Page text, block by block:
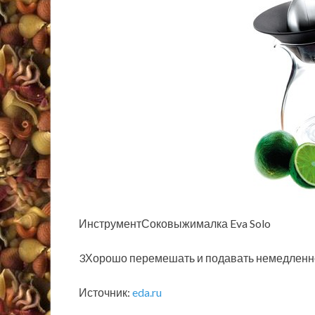
ИнструментСоковыжималка Eva Solo
3Хорошо перемешать и подавать
Источник: eda.ru